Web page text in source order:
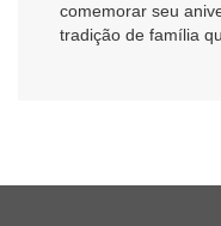
comemorar seu
tradição de família